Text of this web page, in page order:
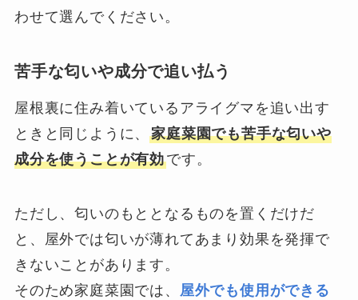
わせて選んでください。
苦手な匂いや成分で追い払う
屋根裏に住み着いているアライグマを追い出す
ときと同じように、家庭菜園でも苦手な匂いや
成分を使うことが有効です。
ただし、匂いのもととなるものを置くだけだ
と、屋外では匂いが薄れてあまり効果を発揮で
きないことがあります。
そのため家庭菜園では、
屋外でも使用ができる